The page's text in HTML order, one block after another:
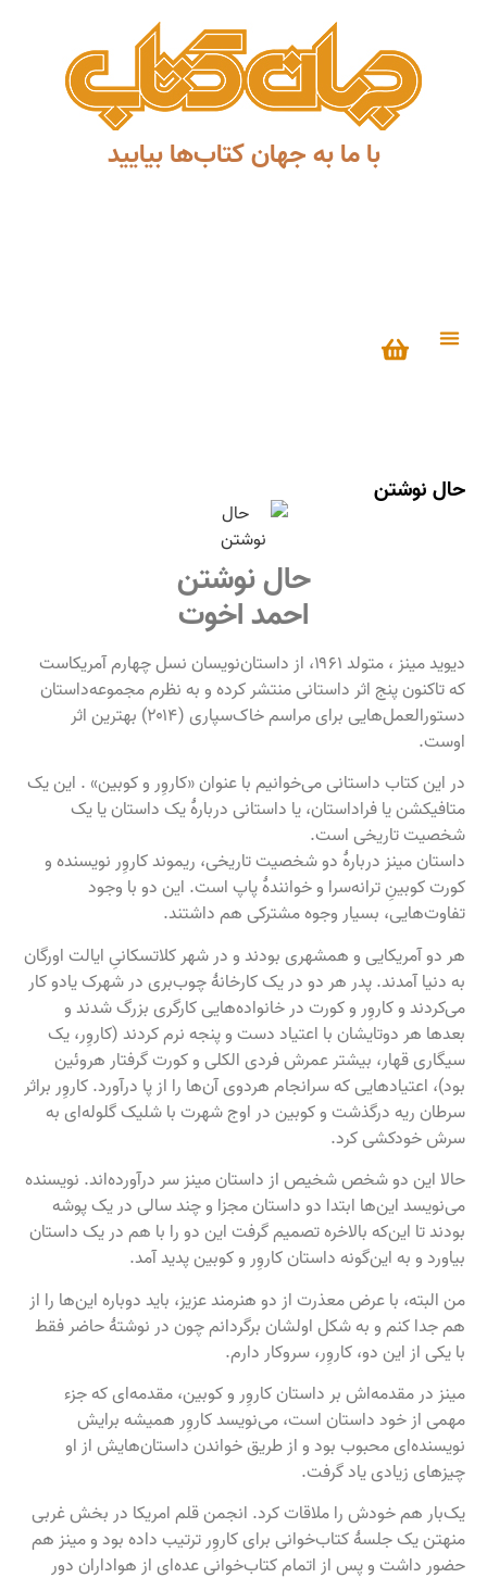
با ما به جهان کتاب‌ها بیایید
حال نوشتن
حال نوشتن
احمد اخوت
دیوید مینز ، متولد ۱۹۶۱، از داستان‌نویسان نسل چهارم آمریکاست
که تاکنون پنج اثر داستانی منتشر کرده و به نظرم مجموعه‌داستان
دستورالعمل‌هایی برای مراسم خاک‌سپاری (۲۰۱۴) بهترین اثر
اوست.
در این کتاب داستانی می‌خوانیم با عنوان «کاروِر و کوبین» . این یک
متافیکشن یا فراداستان، یا داستانی دربارهٔ یک داستان یا یک
شخصیت تاریخی است.
داستان مینز دربارهٔ دو شخصیت تاریخی، ریموند کاروِر نویسنده و
کورت کوبینِ ترانه‌سرا و خوانندهٔ پاپ است. این دو با وجود
تفاوت‌هایی، بسیار وجوه مشترکی هم داشتند.
هر دو آمریکایی و همشهری بودند و در شهر کلاتسکانیِ ایالت اورگان
به دنیا آمدند. پدر هر دو در یک کارخانهٔ چوب‌بری در شهرک یادو کار
می‌کردند و کاروِر و کورت در خانواده‌هایی کارگری بزرگ شدند و
بعدها هر دوتایشان با اعتیاد دست و پنجه نرم کردند (کاروِر، یک
سیگاری قهار، بیشتر عمرش فردی الکلی و کورت گرفتار هروئین
بود)، اعتیادهایی که سرانجام هردوی آن‌ها را از پا درآورد. کاروِر براثر
سرطان ریه درگذشت و کوبین در اوج شهرت با شلیک گلوله‌ای به
سرش خودکشی کرد.
حالا این دو شخص شخیص از داستان مینز سر درآورده‌اند. نویسنده
می‌نویسد این‌ها ابتدا دو داستان مجزا و چند سالی در یک پوشه
بودند تا این‌که بالاخره تصمیم گرفت این دو را با هم در یک داستان
بیاورد و به این‌گونه داستان کاروِر و کوبین پدید آمد.
من البته، با عرض معذرت از دو هنرمند عزیز، باید دوباره این‌ها را از
هم جدا کنم و به شکل اولشان برگردانم چون در نوشتهٔ حاضر فقط
با یکی از این دو، کاروِر، سروکار دارم.
مینز در مقدمه‌اش بر داستان کاروِر و کوبین، مقدمه‌ای که جزء
مهمی از خود داستان است، می‌نویسد کاروِر همیشه برایش
نویسنده‌ای محبوب بود و از طریق خواندن داستان‌هایش از او
چیزهای زیادی یاد گرفت.
یک‌بار هم خودش را ملاقات کرد. انجمن قلم امریکا در بخش غربی
منهتن یک جلسهٔ کتاب‌خوانی برای کاروِر ترتیب داده بود و مینز هم
حضور داشت و پس از اتمام کتاب‌خوانی عده‌ای از هواداران دور